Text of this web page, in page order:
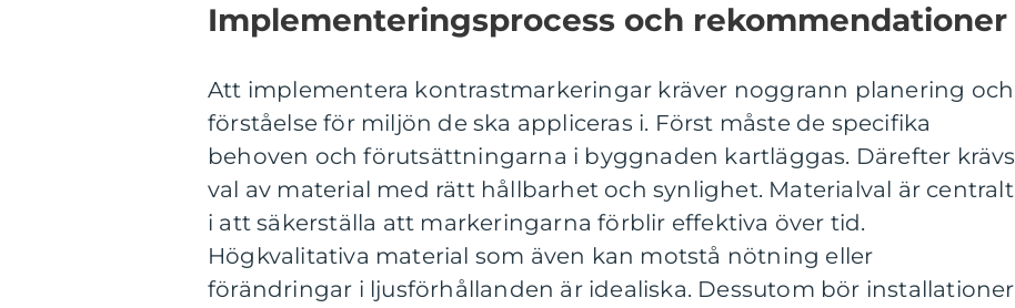
Implementeringsprocess och rekommendationer
Att implementera kontrastmarkeringar kräver noggrann planering och
förståelse för miljön de ska appliceras i. Först måste de specifika
behoven och förutsättningarna i byggnaden kartläggas. Därefter krävs
val av material med rätt hållbarhet och synlighet. Materialval är centralt
i att säkerställa att markeringarna förblir effektiva över tid.
Högkvalitativa material som även kan motstå nötning eller
förändringar i ljusförhållanden är idealiska. Dessutom bör installationer